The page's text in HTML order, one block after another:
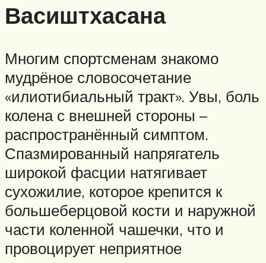
Васиштхасана
Многим спортсменам знакомо
мудрёное словосочетание
«илиотибиальный тракт». Увы, боль
колена с внешней стороны –
распространённый симптом.
Спазмированный напрягатель
широкой фасции натягивает
сухожилие, которое крепится к
большеберцовой кости и наружной
части коленной чашечки, что и
провоцирует неприятное